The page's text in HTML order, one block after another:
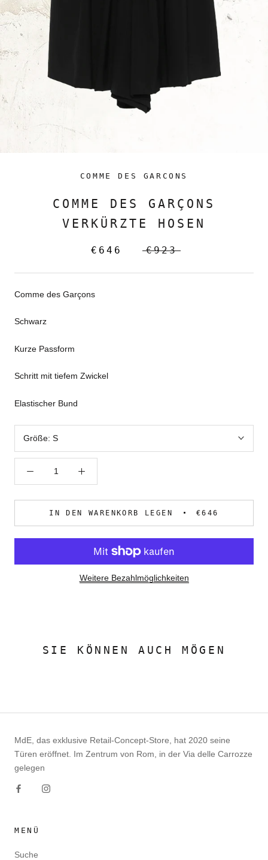
COMME DES GARCONS
COMME DES GARÇONS
VERKÜRZTE HOSEN
€646 €923
Comme des Garçons
Schwarz
Kurze Passform
Schritt mit tiefem Zwickel
Elastischer Bund
Größe: S
IN DEN WARENKORB LEGEN €646
Weitere Bezahlmöglichkeiten
SIE KÖNNEN AUCH MÖGEN
MdE, das exklusive Retail-Concept-Store, hat 2020 seine
Türen eröffnet. Im Zentrum von Rom, in der Via delle Carrozze
gelegen
MENÜ
Suche